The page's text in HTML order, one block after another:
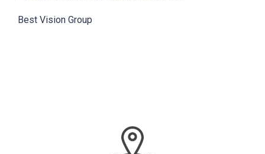
Best Vision Group